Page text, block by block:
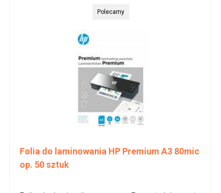
Polecamy
Folia do laminowania HP Premium A3 80mic
op. 50 sztuk